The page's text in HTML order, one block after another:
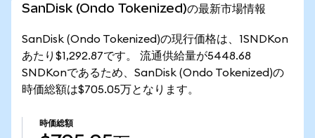
SanDisk (Ondo Tokenized)の最新市場情報
SanDisk (Ondo Tokenized)の現行価格は、1SNDKon
あたり$1,292.87です。 流通供給量が5448.68
SNDKonであるため、SanDisk (Ondo Tokenized)の
時価総額は$705.05万となります。
時価総額